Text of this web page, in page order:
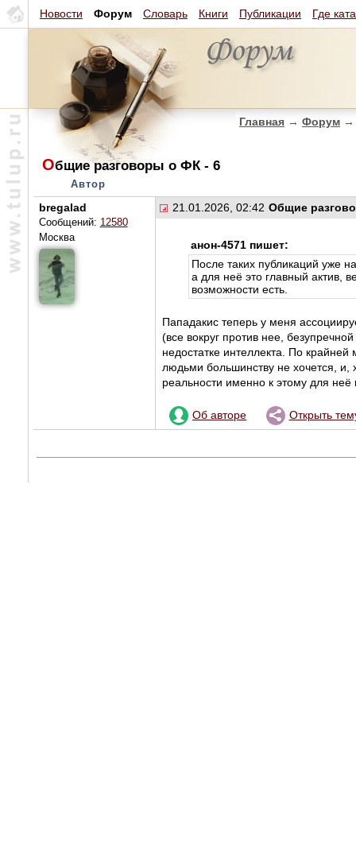
Новости Форум Словарь Книги Публикации Где
Главная → Форум →
Общие разговоры о ФК - 6
Автор
bregalad
Сообщений: 12580
Москва
21.01.2026, 02:42 Общие
анон-4571 пишет:
После таких публикаций уже
а для неё это главный актив,
возможности есть.
Пападакис теперь у меня
(все вокруг против нее,
недостатке интеллекта. По
людьми большинству не хочется, и,
реальности именно к этому для неё
Об авторе Открыть